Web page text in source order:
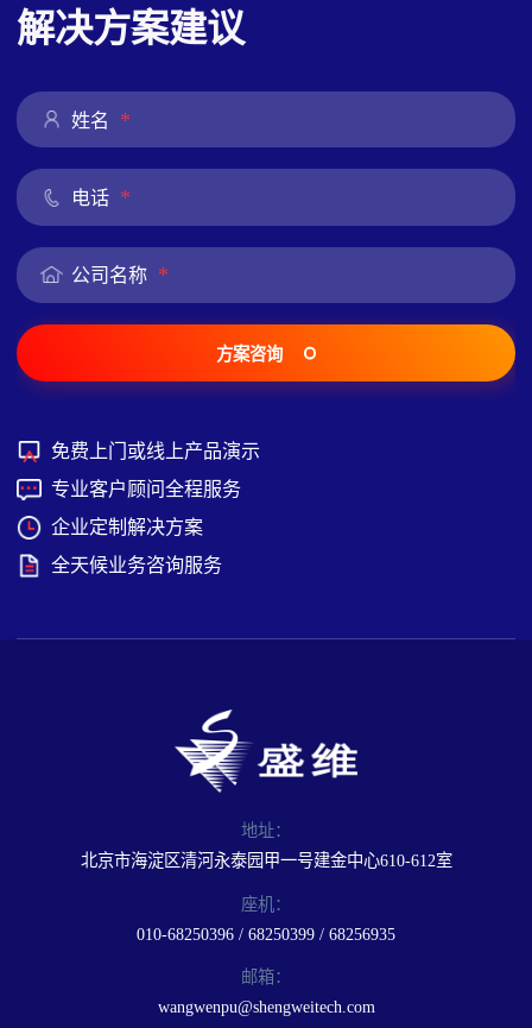
解决方案建议
姓名 *
电话 *
公司名称 *
方案咨询
免费上门或线上产品演示
专业客户顾问全程服务
企业定制解决方案
全天候业务咨询服务
地址：
北京市海淀区清河永泰园甲一号建金中心610-612室
座机：
010-68250396 / 68250399 / 68256935
邮箱：
wangwenpu@shengweitech.com